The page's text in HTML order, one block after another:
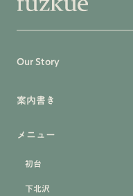
Our Story
案内書き
メニュー
初台
下北沢